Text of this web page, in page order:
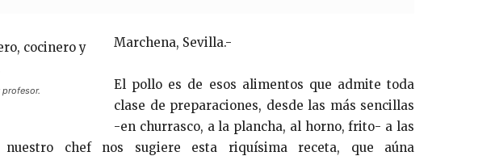
Marchena, Sevilla.-
El pollo es de esos alimentos que admite toda
clase de preparaciones, desde las más sencillas
-en churrasco, a la plancha, al horno, frito- a las
nuestro chef nos sugiere esta riquísima receta, que aúna